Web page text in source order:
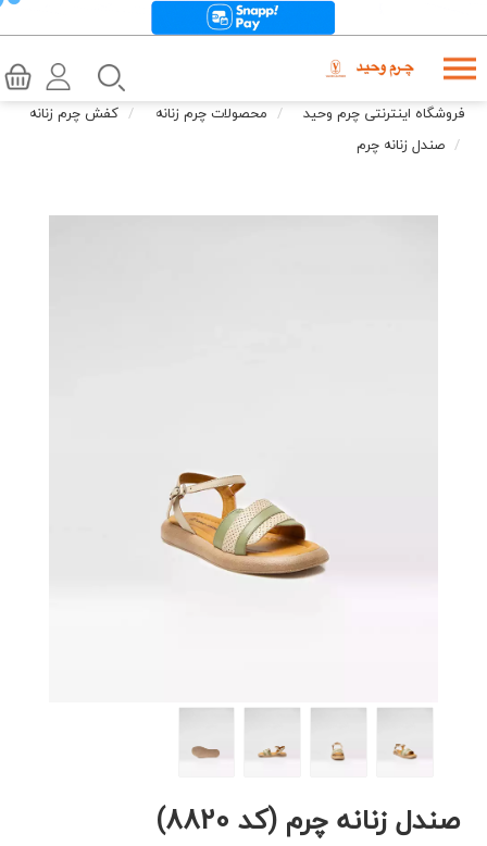
فروشگاه اینترنتی چرم وحید محصولات چرم زنانه
کفش چرم زنانه
صندل زنانه چرم
صندل زنانه چرم (کد 8820)